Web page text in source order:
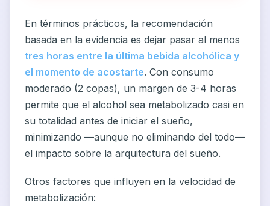
En términos prácticos, la recomendación
basada en la evidencia es dejar pasar al menos
tres horas entre la última bebida alcohólica y
el momento de acostarte. Con consumo
moderado (2 copas), un margen de 3-4 horas
permite que el alcohol sea metabolizado casi en
su totalidad antes de iniciar el sueño,
minimizando —aunque no eliminando del todo—
el impacto sobre la arquitectura del sueño.
Otros factores que influyen en la velocidad de
metabolización: